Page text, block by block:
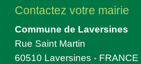
Contactez votre mairie
Commune de Laversines
Rue Saint Martin
60510 Laversines - FRANCE